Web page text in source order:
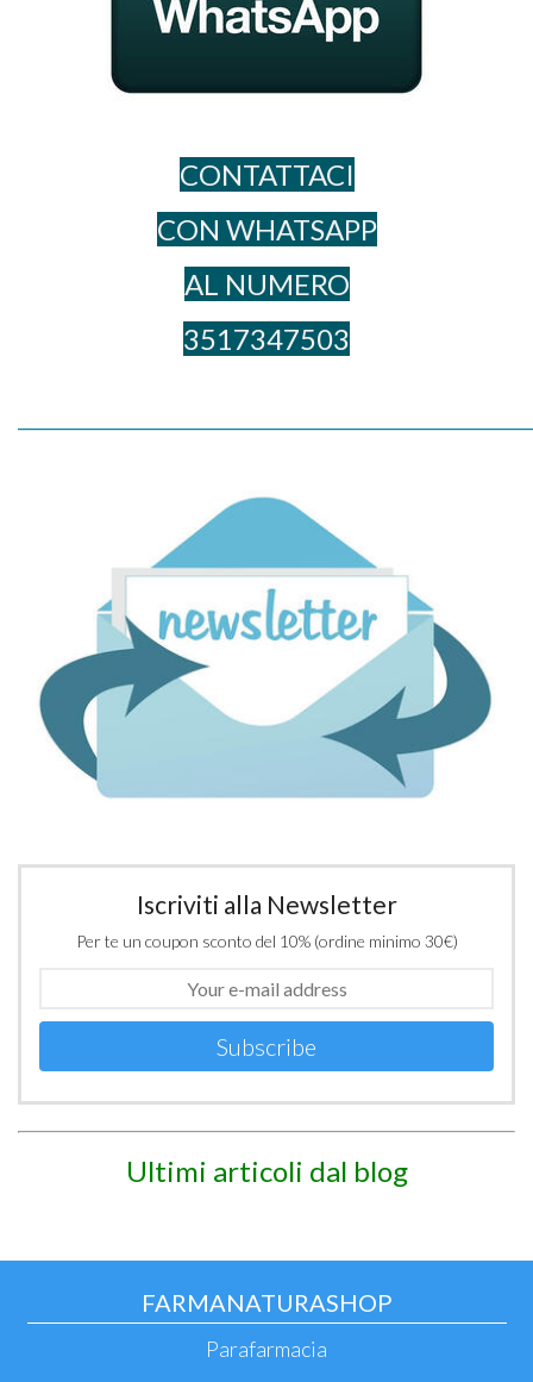
CONTATTACI
CON WHATSAPP
AL NUME​RO
3517347503
Iscriviti alla Newsletter
Per te un coupon sconto del 10% (ordine minimo 30€)
Subscribe
Ultimi articoli dal blog
FARMANATURASHOP
Parafarmacia